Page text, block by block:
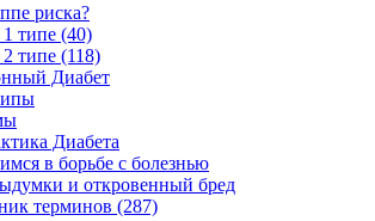
риска?
типе (40)
типе (118)
Диабет
Диабета
в борьбе с болезнью
и откровенный бред
терминов (287)